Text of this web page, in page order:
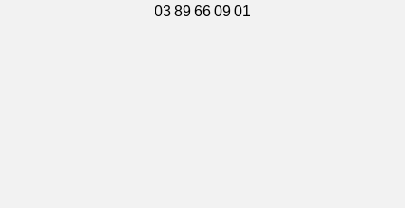
03 89 66 09 01